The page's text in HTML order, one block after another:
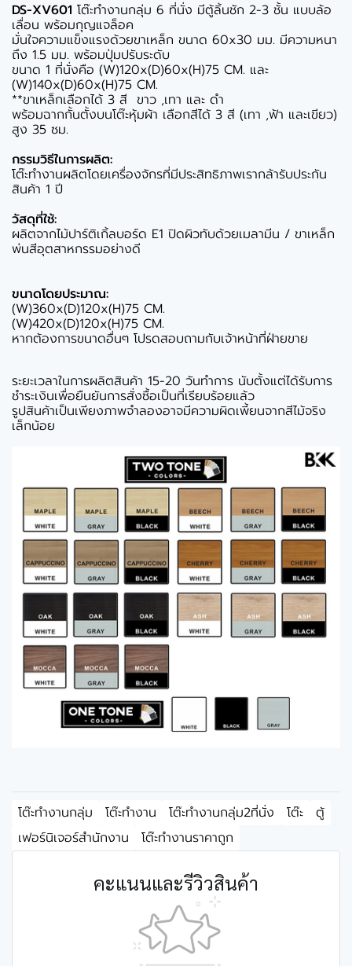
DS-XV601 โต๊ะทำงานกลุ่ม 6 ที่นั่ง มีตู้ลิ้นชัก 2-3 ชั้น แบบล้อ
เลื่อน พร้อมกุญแจล็อค
มั่นใจความแข็งแรงด้วยขาเหล็ก ขนาด 60x30 มม. มีความหนา
ถึง 1.5 มม. พร้อมปุ่มปรับระดับ
ขนาด 1 ที่นั่งคือ (W)120x(D)60x(H)75 CM. และ
(W)140x(D)60x(H)75 CM.
**ขาเหล็กเลือกได้ 3 สี ขาว ,เทา และ ดำ
พร้อมฉากกั้นตั้งบนโต๊ะหุ้มผ้า เลือกสีได้ 3 สี (เทา ,ฟ้า และเขียว)
สูง 35 ซม.
กรรมวิธีในการผลิต:
โต๊ะทำงานผลิตโดยเครื่องจักรที่มีประสิทธิภาพเรากล้ารับประกัน
สินค้า 1 ปี
วัสดุที่ใช้:
ผลิตจากไม้ปาร์ติเกิ้ลบอร์ด E1 ปิดผิวทับด้วยเมลามีน / ขาเหล็ก
พ่นสีอุตสาหกรรมอย่างดี
ขนาดโดยประมาณ:
(W)360x(D)120x(H)75 CM.
(W)420x(D)120x(H)75 CM.
หากต้องการขนาดอื่นๆ โปรดสอบถามกับเจ้าหน้าที่ฝ่ายขาย
ระยะเวลาในการผลิตสินค้า 15-20 วันทำการ นับตั้งแต่ได้รับการ
ชำระเงินเพื่อยืนยันการสั่งซื้อเป็นที่เรียบร้อยแล้ว
รูปสินค้าเป็นเพียงภาพจำลองอาจมีความผิดเพี้ยนจากสีไม้จริง
เล็กน้อย
โต๊ะทำงานกลุ่ม โต๊ะทำงาน โต๊ะทำงานกลุ่ม2ที่นั่ง โต๊ะ
ตู้
เฟอร์นิเจอร์สำนักงาน
โต๊ะทำงานราคาถูก
คะแนนและรีวิวสินค้า